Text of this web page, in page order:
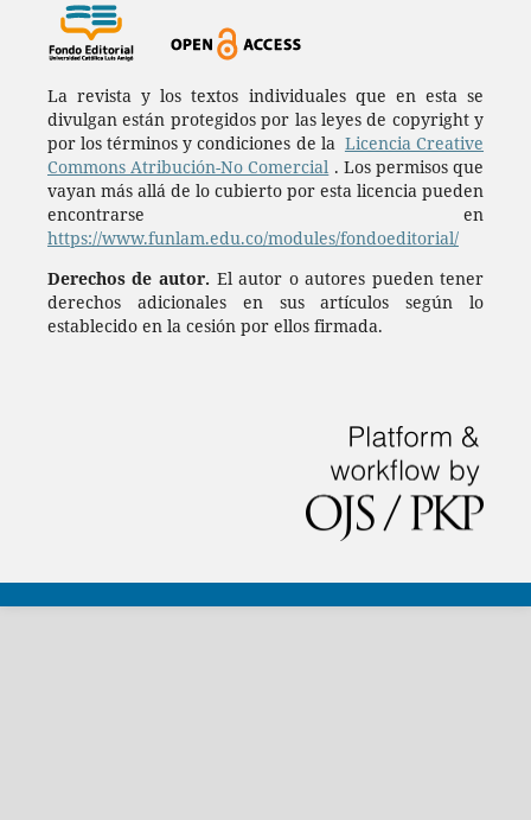
La revista y los textos individuales que en esta se
divulgan están protegidos por las leyes de copyright y
por los términos y condiciones de la Licencia Creative
Commons Atribución-No Comercial . Los permisos que
vayan más allá de lo cubierto por esta licencia pueden
encontrarse en
https://www.funlam.edu.co/modules/fondoeditorial/
Derechos de autor. El autor o autores pueden tener
derechos adicionales en sus artículos según lo
establecido en la cesión por ellos firmada.